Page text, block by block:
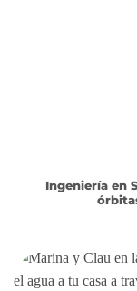
Ingeniería en